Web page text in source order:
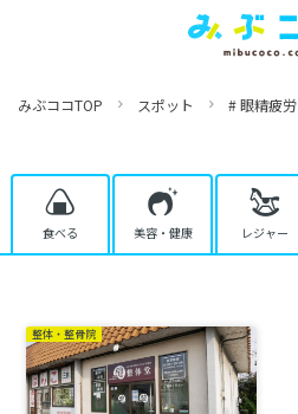
みぶココTOP スポット # 眼精疲労
食べる 美容・健康 レジャー
整体・整骨院